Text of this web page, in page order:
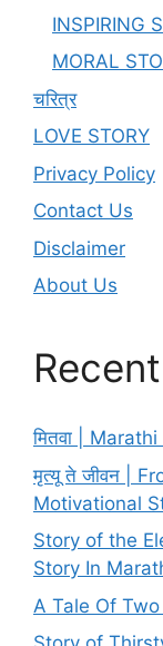
INSPIRING
MORAL
चरित्र
LOVE STORY
Privacy Policy
Contact Us
Disclaimer
About Us
मितवा |
मृत्यू ते जीवन |
Motivational
Story of the
Story In
A Tale Of